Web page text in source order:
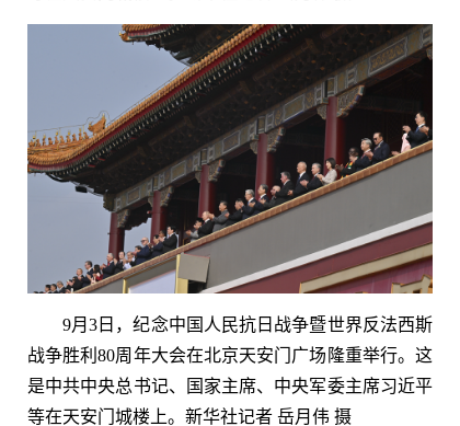
9月3日，纪念中国人民抗日战争暨世界反法西斯
战争胜利80周年大会在北京天安门广场隆重举行。这
是中共中央总书记、国家主席、中央军委主席习近平
等在天安门城楼上。新华社记者 岳月伟 摄